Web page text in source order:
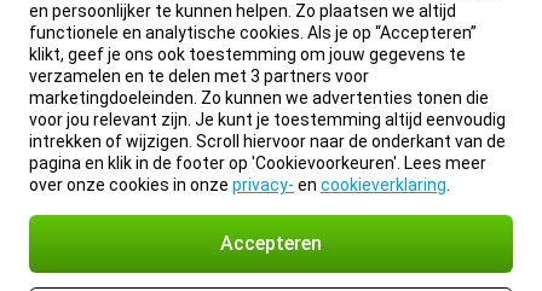
en persoonlijker te kunnen helpen. Zo plaatsen we altijd
functionele en analytische cookies. Als je op “Accepteren”
klikt, geef je ons ook toestemming om jouw gegevens te
verzamelen en te delen met 3 partners voor
marketingdoeleinden. Zo kunnen we advertenties tonen die
voor jou relevant zijn. Je kunt je toestemming altijd eenvoudig
intrekken of wijzigen. Scroll hiervoor naar de onderkant van de
pagina en klik in de footer op 'Cookievoorkeuren'. Lees meer
over onze cookies in onze privacy- en cookieverklaring
Accepteren